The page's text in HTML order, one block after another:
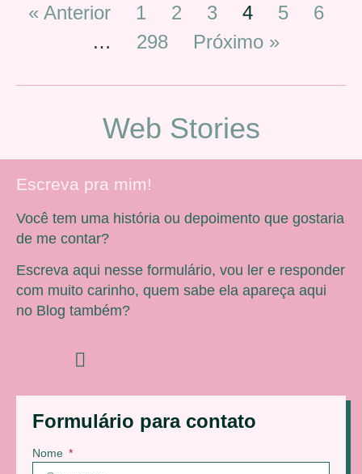
« Anterior 1 2 3 4 5
6
…
298 Próximo »
Web Stories
Formulário para contato
Nome
Escreva pra mim!
Você tem uma história ou depoimento que gostaria
de me contar?
Escreva aqui nesse formulário, vou ler e responder
com muito carinho, quem sabe ela apareça aqui
no Blog também?